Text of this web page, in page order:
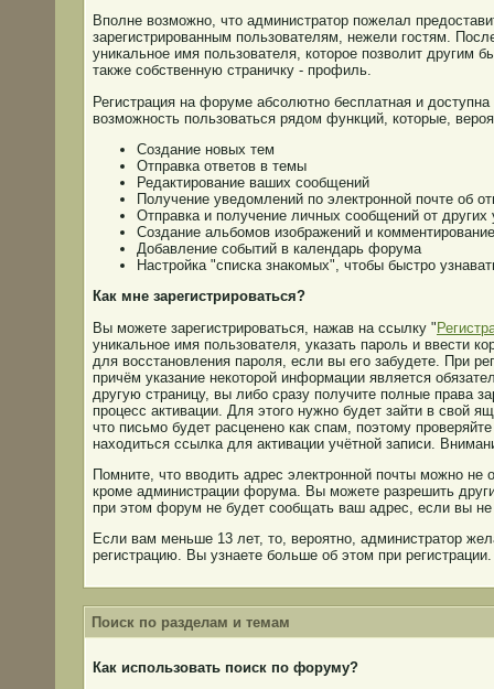
Вполне возможно, что администратор пожелал
зарегистрированным пользователям, нежели гостям.
уникальное имя пользователя, которое позволит другим
также собственную страничку - профиль.
Регистрация на форуме абсолютно бесплатная и
возможность пользоваться рядом функций, которые,
Создание новых тем
Отправка ответов в темы
Редактирование ваших сообщений
Получение уведомлений по электронной почте об
Отправка и получение личных сообщений от других
Создание альбомов изображений и
Добавление событий в календарь форума
Настройка "списка знакомых", чтобы быстро
Как мне зарегистрироваться?
Вы можете зарегистрироваться, нажав на ссылку "
уникальное имя пользователя, указать пароль и ввести
для восстановления пароля, если вы его забудете. При
причём указание некоторой информации является
другую страницу, вы либо сразу получите полные права
процесс активации. Для этого нужно будет зайти в свой
что письмо будет расценено как спам, поэтому
находиться ссылка для активации учётной записи.
Помните, что вводить адрес электронной почты можно не
кроме администрации форума. Вы можете разрешить
при этом форум не будет сообщать ваш адрес, если вы не
Если вам меньше 13 лет, то, вероятно, администратор
регистрацию. Вы узнаете больше об этом при регистрации.
Поиск по разделам и темам
Как использовать поиск по форуму?